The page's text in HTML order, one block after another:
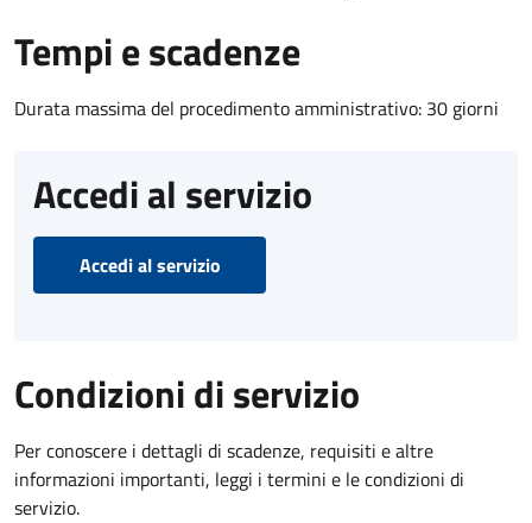
Tempi e scadenze
Durata massima del procedimento amministrativo: 30 giorni
Accedi al servizio
Accedi al servizio
Condizioni di servizio
Per conoscere i dettagli di scadenze, requisiti e altre
informazioni importanti, leggi i termini e le condizioni di
servizio.